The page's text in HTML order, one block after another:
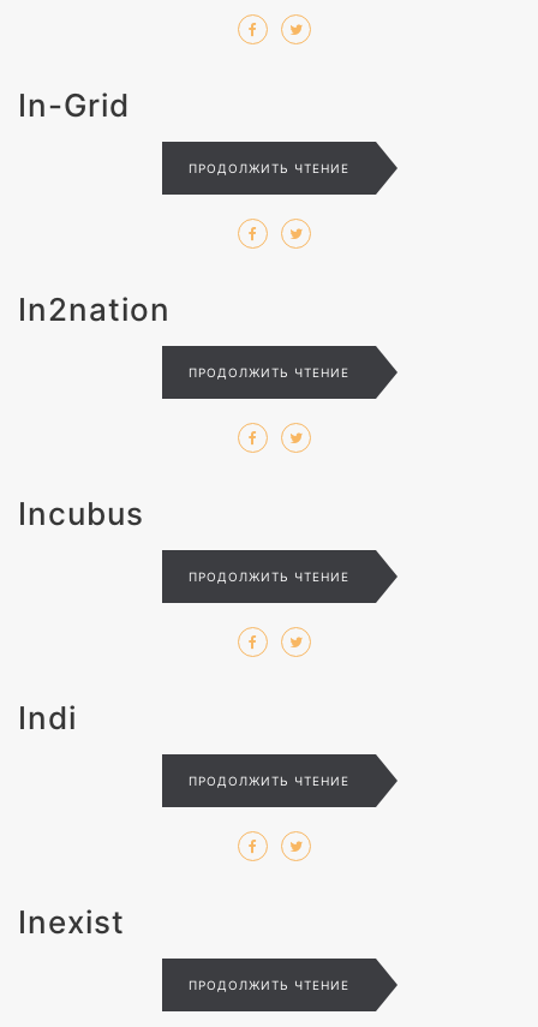
In-Grid
ПРОДОЛЖИТЬ ЧТЕНИЕ
In2nation
ПРОДОЛЖИТЬ ЧТЕНИЕ
Incubus
ПРОДОЛЖИТЬ ЧТЕНИЕ
Indi
ПРОДОЛЖИТЬ ЧТЕНИЕ
Inexist
ПРОДОЛЖИТЬ ЧТЕНИЕ